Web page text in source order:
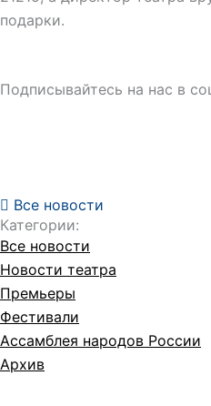
подарки.
Подписывайтесь на нас в
Все новости
Категории:
Все новости
Новости театра
Премьеры
Фестивали
Ассамблея народов России
Архив